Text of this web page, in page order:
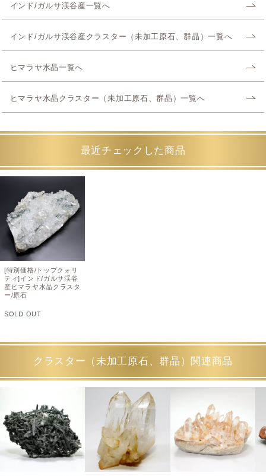
インド/ガルサ渓谷産一覧へ
インド/ガルサ渓谷産クラスター（未加工原石、群晶）一覧へ
ヒマラヤ水晶一覧へ
ヒマラヤ水晶クラスター（未加工原石、群晶）一覧へ
最近チェックした商品
[特別価格/トップクォリ
ティ]インド/ガルサ渓谷
産ヒマラヤ水晶クラスタ
ー/原石
SOLD OUT
クラスター（未加工原石、群晶）関連商品